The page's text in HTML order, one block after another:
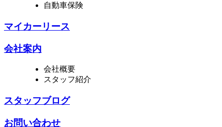
自動車保険
マイカーリース
会社案内
会社概要
スタッフ紹介
スタッフブログ
お問い合わせ